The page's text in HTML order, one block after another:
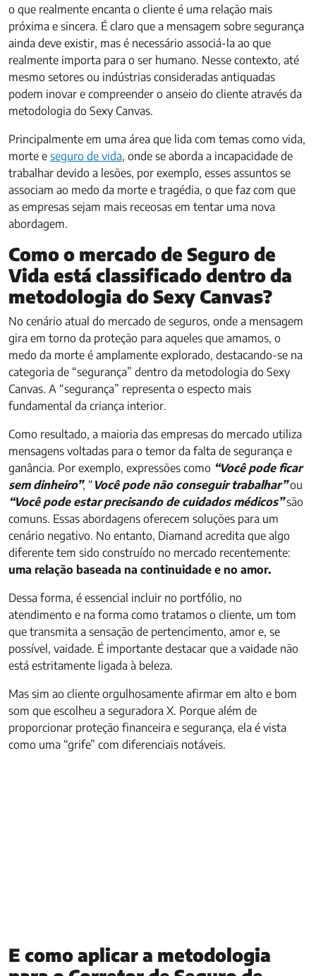
o que realmente encanta o cliente é uma relação mais
próxima e sincera. É claro que a mensagem sobre segurança
ainda deve existir, mas é necessário associá-la ao que
realmente importa para o ser humano. Nesse contexto, até
mesmo setores ou indústrias consideradas antiquadas
podem inovar e compreender o anseio do cliente através da
metodologia do Sexy Canvas.
Principalmente em uma área que lida com temas como vida,
morte e seguro de vida, onde se aborda a incapacidade de
trabalhar devido a lesões, por exemplo, esses assuntos se
associam ao medo da morte e tragédia, o que faz com que
as empresas sejam mais receosas em tentar uma nova
abordagem.
Como o mercado de Seguro de
Vida está classificado dentro da
metodologia do Sexy Canvas?
No cenário atual do mercado de seguros, onde a mensagem
gira em torno da proteção para aqueles que amamos, o
medo da morte é amplamente explorado, destacando-se na
categoria de “segurança” dentro da metodologia do Sexy
Canvas. A “segurança” representa o especto mais
fundamental da criança interior.
Como resultado, a maioria das empresas do mercado utiliza
mensagens voltadas para o temor da falta de segurança e
ganância. Por exemplo, expressões como “Você pode ficar
sem dinheiro”, “ Você pode não conseguir trabalhar”ou
“Você pode estar precisando de cuidados médicos”são
comuns. Essas abordagens oferecem soluções para um
cenário negativo. No entanto, Diamand acredita que algo
diferente tem sido construído no mercado recentemente:
uma relação baseada na continuidade e no amor.
Dessa forma, é essencial incluir no portfólio, no
atendimento e na forma como tratamos o cliente, um tom
que transmita a sensação de pertencimento, amor e, se
possível, vaidade. É importante destacar que a vaidade não
está estritamente ligada à beleza.
Mas sim ao cliente orgulhosamente afirmar em alto e bom
som que escolheu a seguradora X. Porque além de
proporcionar proteção financeira e segurança, ela é vista
como uma “grife” com diferenciais notáveis.
E como aplicar a metodologia